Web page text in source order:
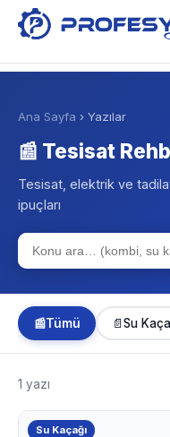
Ana Sayfa › Yazılar
📰 Tesisat
Tesisat, elektrik ve
ipuçları
📰Tümü 📄Su
1 yazı
Su Kaçağı